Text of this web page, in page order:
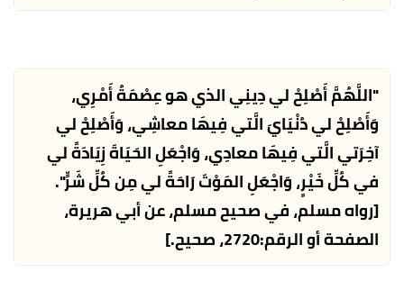
"اللَّهُمَّ أَصْلِحْ لي دِينِي الذي هو عِصْمَةُ أَمْرِي،
وَأَصْلِحْ لي دُنْيَايَ الَّتي فِيهَا معاشِي، وَأَصْلِحْ لي
آخِرَتي الَّتي فِيهَا معادِي، وَاجْعَلِ الحَيَاةَ زِيَادَةً لي
في كُلِّ خَيْرٍ، وَاجْعَلِ المَوْتَ رَاحَةً لي مِن كُلِّ شَرٍّ".
[رواه مسلم، في صحيح مسلم، عن أبي هريرة،
الصفحة أو الرقم:2720، صحيح.]